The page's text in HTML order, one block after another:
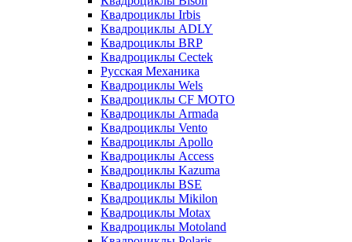
Квадроциклы Irbis
Квадроциклы ADLY
Квадроциклы BRP
Квадроциклы Cectek
Русская Механика
Квадроциклы Wels
Квадроциклы CF MOTO
Квадроциклы Armada
Квадроциклы Vento
Квадроциклы Apollo
Квадроциклы Access
Квадроциклы Kazuma
Квадроциклы BSE
Квадроциклы Mikilon
Квадроциклы Motax
Квадроциклы Motoland